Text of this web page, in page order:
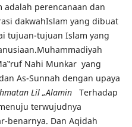
adalah perencanaan dan
dakwahIslam yang dibuat
tujuan-tujuan Islam yang
Nahi Munkar yang
As-Sunnah dengan upaya
Lil „Alamin Terhadap
terwujudnya
benarnya. Dan Aqidah